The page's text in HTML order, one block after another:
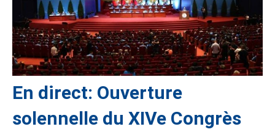
En direct: Ouverture
solennelle du XIVe Congrès